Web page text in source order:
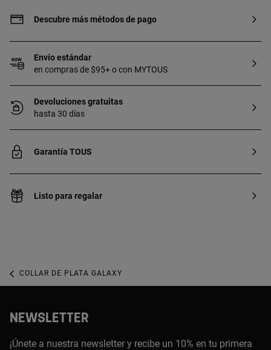
Descubre más métodos de pago
Envío estándar
en compras de $95+ o con MYTOUS
Devoluciones gratuitas
hasta 30 días
Garantía TOUS
Listo para regalar
COLLAR DE PLATA GALAXY
NEWSLETTER
¡Únete a nuestra newsletter y recibe un 10% en tu primera